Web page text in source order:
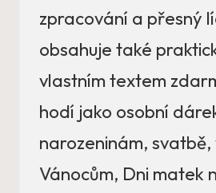
zpracování a přesný
obsahuje také
vlastním textem
hodí jako osobní
narozeninám, svatbě,
Vánocům, Dni matek